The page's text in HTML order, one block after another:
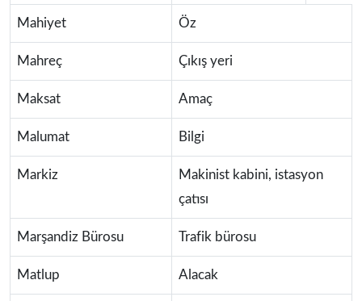
Mahiyet Öz
Mahreç Çıkış yeri
Maksat Amaç
Malumat Bilgi
Markiz
Makinist kabini, istasyon
çatısı
Marşandiz Bürosu Trafik bürosu
Matlup Alacak